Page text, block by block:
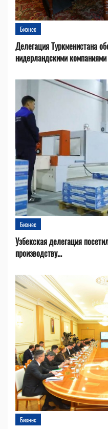
Бизнес
Делегация Туркменистана
нидерландскими компаниями
Бизнес
Узбекская делегация
производству...
Бизнес